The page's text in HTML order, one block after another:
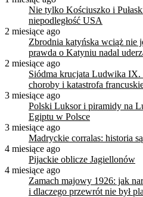
Nie tylko Kościuszko i
niepodległość USA
2 miesiące ago
Zbrodnia katyńska wciąż nie
prawda o Katyniu nadal
2 miesiące ago
Siódma krucjata Ludwika IX.
choroby i katastrofa
3 miesiące ago
Polski Luksor i piramidy na
Egiptu w Polsce
3 miesiące ago
Madryckie corralas: historia
4 miesiące ago
Pijackie oblicze Jagiellonów
4 miesiące ago
Zamach majowy 1926: jak
i dlaczego przewrót nie był